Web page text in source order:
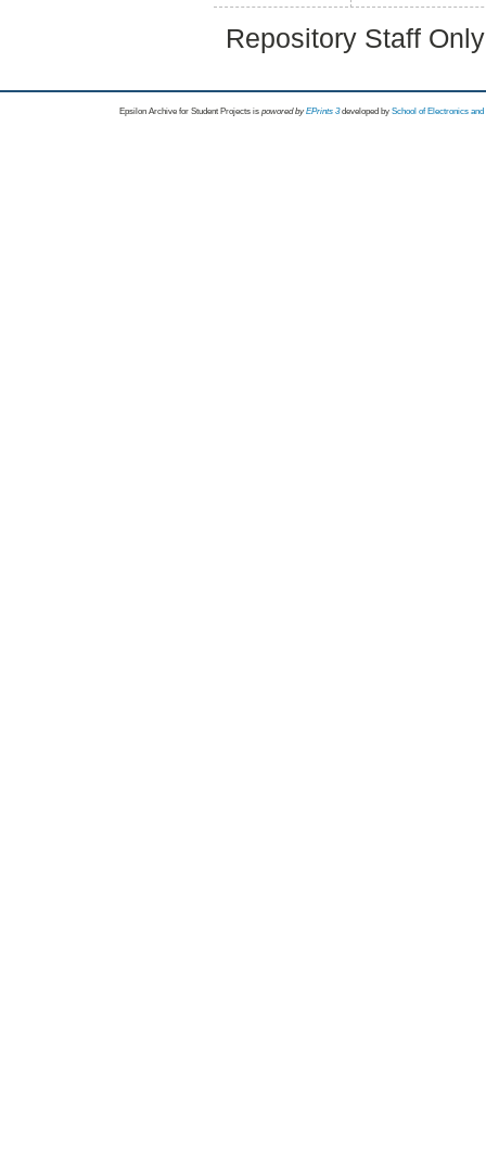
Repository Staff
Epsilon Archive for Student Projects is powored byEPrints 3 developed by School of Electronics